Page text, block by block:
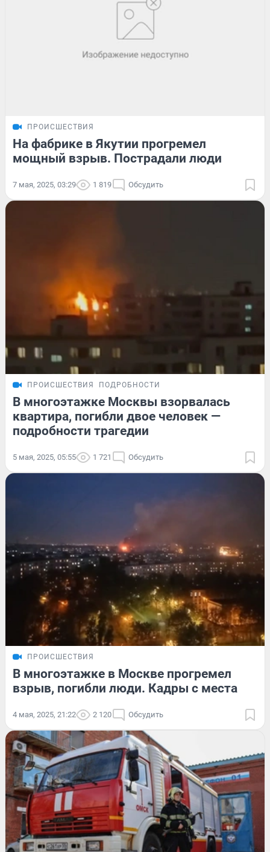
ПРОИСШЕСТВИЯ
На фабрике в Якутии прогремел
мощный взрыв. Пострадали люди
7 мая, 2025, 03:29 1 819 Обсудить
ПРОИСШЕСТВИЯ ПОДРОБНОСТИ
В многоэтажке Москвы взорвалась
квартира, погибли двое человек —
подробности трагедии
5 мая, 2025, 05:55 1 721 Обсудить
ПРОИСШЕСТВИЯ
В многоэтажке в Москве прогремел
взрыв, погибли люди. Кадры с места
4 мая, 2025, 21:22 2 120 Обсудить